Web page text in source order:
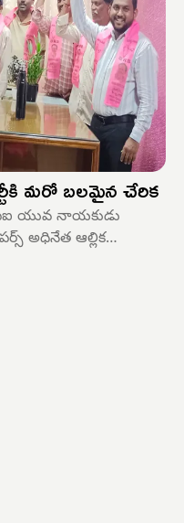
మరో బలమైన చేరిక
యువ నాయకుడు
అధినేత ఆల్లిక
సమక్షంలో బీఆర్ఎస్